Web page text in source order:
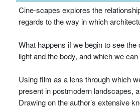
Cine-scapes explores the
regards to the way in which
What happens if we begin to see
light and the body, and which we
Using film as a lens through which
present in postmodern landscapes,
Drawing on the author’s extensive